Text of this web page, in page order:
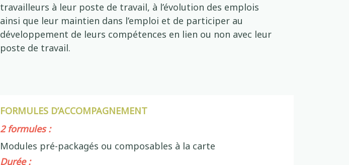
travailleurs à leur poste de travail, à l’évolution des emplois
ainsi que leur maintien dans l’emploi et de participer au
développement de leurs compétences en lien ou non avec leur
poste de travail.
FORMULES D’ACCOMPAGNEMENT
2 formules :
Modules pré-packagés ou composables à la carte
Durée :